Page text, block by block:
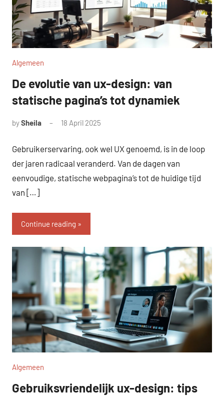
Algemeen
De evolutie van ux-design: van
statische pagina’s tot dynamiek
bySheila 18 April 2025
Gebruikerservaring, ook wel UX genoemd, is in de loop
der jaren radicaal veranderd. Van de dagen van
eenvoudige, statische webpagina’s tot de huidige tijd
van […]
Continue reading
Algemeen
Gebruiksvriendelijk ux-design: tips